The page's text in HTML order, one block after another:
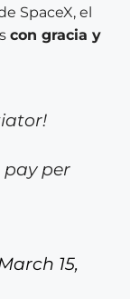
SpaceX, el
con gracia y
pay per
15,